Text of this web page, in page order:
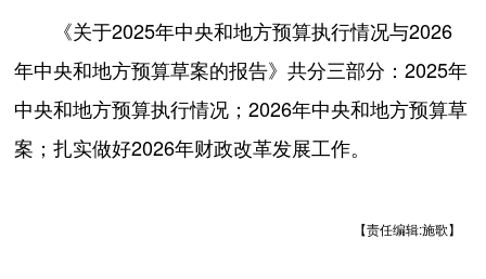
《关于2025年中央和地方预算执行情况与2026
年中央和地方预算草案的报告》共分三部分：2025年
中央和地方预算执行情况；2026年中央和地方预算草
案；扎实做好2026年财政改革发展工作。
【责任编辑:施歌】